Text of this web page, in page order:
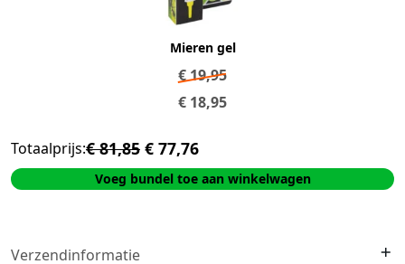
Mieren gel
€19,95
€ 18,95
Totaalprijs:€ 81,85 € 77,76
Voeg bundel toe aan winkelwagen
Verzendinformatie